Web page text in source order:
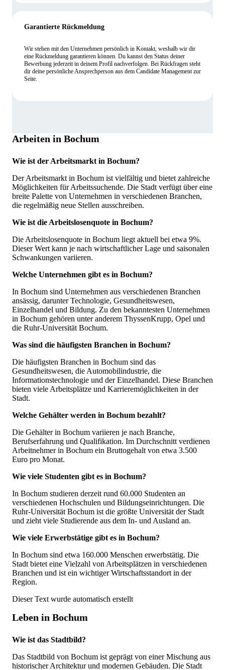
Garantierte Rückmeldung
Wir stehen mit den Unternehmen persönlich in Kontakt, weshalb wir dir
eine Rückmeldung garantieren können. Du kannst den Status deiner
Bewerbung jederzeit in deinem Profil nachverfolgen. Bei Rückfragen steht
dir deine persönliche Ansprechperson aus dem Candidate Management zur
Seite.
Arbeiten in Bochum
Wie ist der Arbeitsmarkt in Bochum?
Der Arbeitsmarkt in Bochum ist vielfältig und bietet zahlreiche
Möglichkeiten für Arbeitssuchende. Die Stadt verfügt über eine
breite Palette von Unternehmen in verschiedenen Branchen,
die regelmäßig neue Stellen ausschreiben.
Wie ist die Arbeitslosenquote in Bochum?
Die Arbeitslosenquote in Bochum liegt aktuell bei etwa 9%.
Dieser Wert kann je nach wirtschaftlicher Lage und saisonalen
Schwankungen variieren.
Welche Unternehmen gibt es in Bochum?
In Bochum sind Unternehmen aus verschiedenen Branchen
ansässig, darunter Technologie, Gesundheitswesen,
Einzelhandel und Bildung. Zu den bekanntesten Unternehmen
in Bochum gehören unter anderem ThyssenKrupp, Opel und
die Ruhr-Universität Bochum.
Was sind die häufigsten Branchen in Bochum?
Die häufigsten Branchen in Bochum sind das
Gesundheitswesen, die Automobilindustrie, die
Informationstechnologie und der Einzelhandel. Diese Branchen
bieten viele Arbeitsplätze und Karrieremöglichkeiten in der
Stadt.
Welche Gehälter werden in Bochum bezahlt?
Die Gehälter in Bochum variieren je nach Branche,
Berufserfahrung und Qualifikation. Im Durchschnitt verdienen
Arbeitnehmer in Bochum ein Bruttogehalt von etwa 3.500
Euro pro Monat.
Wie viele Studenten gibt es in Bochum?
In Bochum studieren derzeit rund 60.000 Studenten an
verschiedenen Hochschulen und Bildungseinrichtungen. Die
Ruhr-Universität Bochum ist die größte Universität der Stadt
und zieht viele Studierende aus dem In- und Ausland an.
Wie viele Erwerbstätige gibt es in Bochum?
In Bochum sind etwa 160.000 Menschen erwerbstätig. Die
Stadt bietet eine Vielzahl von Arbeitsplätzen in verschiedenen
Branchen und ist ein wichtiger Wirtschaftsstandort in der
Region.
Dieser Text wurde automatisch erstellt
Leben in Bochum
Wie ist das Stadtbild?
Das Stadtbild von Bochum ist geprägt von einer Mischung aus
historischer Architektur und modernen Gebäuden. Die Stadt